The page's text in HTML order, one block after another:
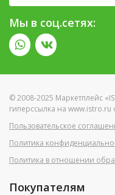
Мы в соц.сетях:
© 2008-2025 Маркетплейс
гиперссылка на www.istro.ru
Пользовательское
Политика
Политика в отношении
Покупателям